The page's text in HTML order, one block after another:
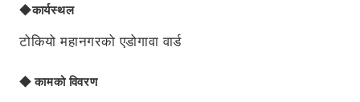
◆कार्यस्थल
टोकियो महानगरको एडोगावा वार्ड
◆ कामको विवरण